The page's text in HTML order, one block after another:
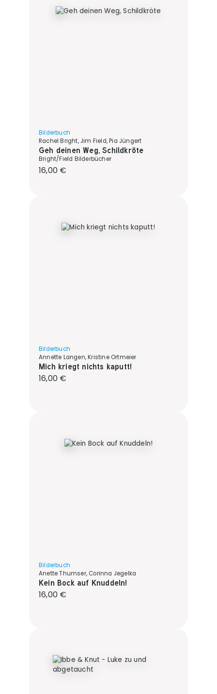
Bilderbuch
Rachel Bright, Jim Field, Pia Jüngert
Geh deinen Weg, Schildkröte
Bright/Field Bilderbücher
Regulärer Preis:
16,00 €
Bilderbuch
Annette Langen, Kristine Ortmeier
Mich kriegt nichts kaputt!
Regulärer Preis:
16,00 €
Bilderbuch
Anette Thumser, Corinna Jegelka
Kein Bock auf Knuddeln!
Regulärer Preis:
16,00 €